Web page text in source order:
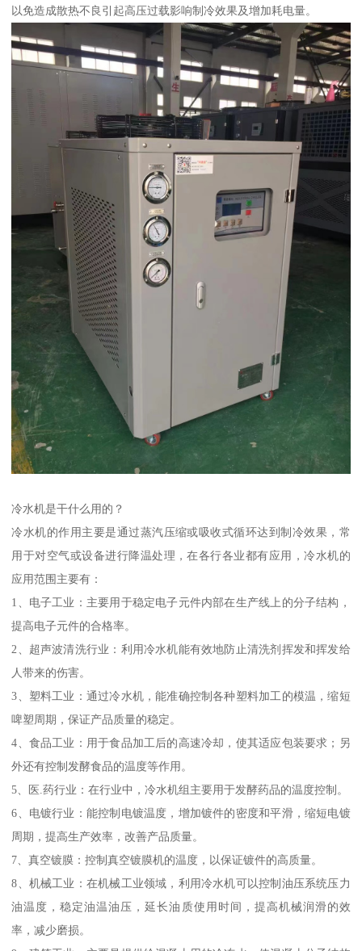
以免造成散热不良引起高压过载影响制冷效果及增加耗电量。
冷水机是干什么用的？
冷水机的作用主要是通过蒸汽压缩或吸收式循环达到制冷效果，常
用于对空气或设备进行降温处理，在各行各业都有应用，冷水机的
应用范围主要有：
1、电子工业：主要用于稳定电子元件内部在生产线上的分子结构，
提高电子元件的合格率。
2、超声波清洗行业：利用冷水机能有效地防止清洗剂挥发和挥发给
人带来的伤害。
3、塑料工业：通过冷水机，能准确控制各种塑料加工的模温，缩短
啤塑周期，保证产品质量的稳定。
4、食品工业：用于食品加工后的高速冷却，使其适应包装要求；另
外还有控制发酵食品的温度等作用。
5、医.药行业：在行业中，冷水机组主要用于发酵药品的温度控制。
6、电镀行业：能控制电镀温度，增加镀件的密度和平滑，缩短电镀
周期，提高生产效率，改善产品质量。
7、真空镀膜：控制真空镀膜机的温度，以保证镀件的高质量。
8、机械工业：在机械工业领域，利用冷水机可以控制油压系统压力
油温度，稳定油温油压，延长油质使用时间，提高机械润滑的效
率，减少磨损。